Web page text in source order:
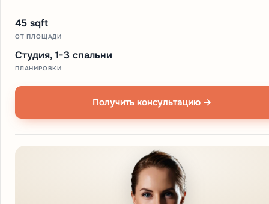
45 sqft
ОТ ПЛОЩАДИ
Студия, 1-3 спальни
ПЛАНИРОВКИ
Получить консультацию →